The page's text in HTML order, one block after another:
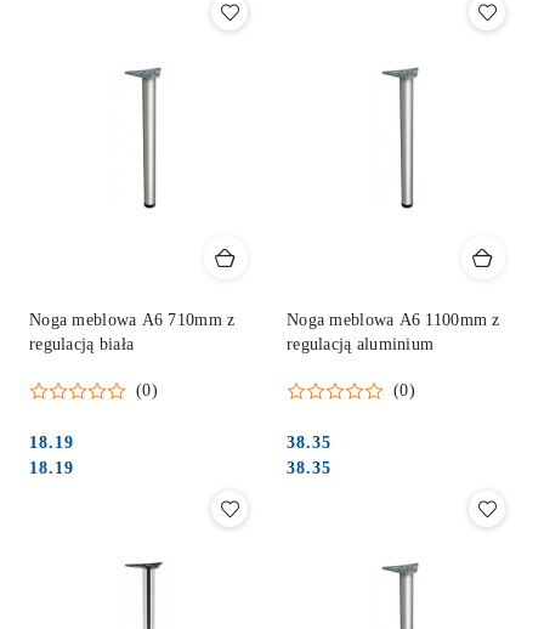
Noga meblowa A6 710mm z
regulacją biała
(0)
Cena:
18.19
Cena:
18.19
Noga meblowa A6 1100mm z
regulacją aluminium
(0)
Cena:
38.35
Cena:
38.35